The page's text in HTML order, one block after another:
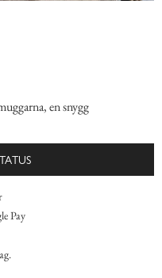
en snygg
Pay